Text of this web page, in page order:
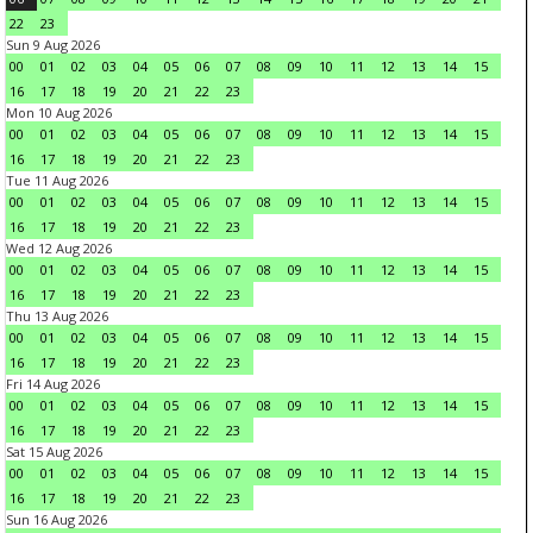
22
23
Sun 9 Aug 2026
00
01 02 03 04 05 06 07 08 09 10 11 12 13 14
15
16
17 18 19 20 21 22
23
Mon 10 Aug 2026
00
01 02 03 04 05 06 07 08 09 10 11 12 13 14
15
16
17 18 19 20 21 22
23
Tue 11 Aug 2026
00
01 02 03 04 05 06 07 08 09 10 11 12 13 14
15
16
17 18 19 20 21 22
23
Wed 12 Aug 2026
00
01 02 03 04 05 06 07 08 09 10 11 12 13 14
15
16
17 18 19 20 21 22
23
Thu 13 Aug 2026
00
01 02 03 04 05 06 07 08 09 10 11 12 13 14
15
16
17 18 19 20 21 22
23
Fri 14 Aug 2026
00
01 02 03 04 05 06 07 08 09 10 11 12 13 14
15
16
17 18 19 20 21 22
23
Sat 15 Aug 2026
00
01 02 03 04 05 06 07 08 09 10 11 12 13 14
15
16
17 18 19 20 21 22
23
Sun 16 Aug 2026